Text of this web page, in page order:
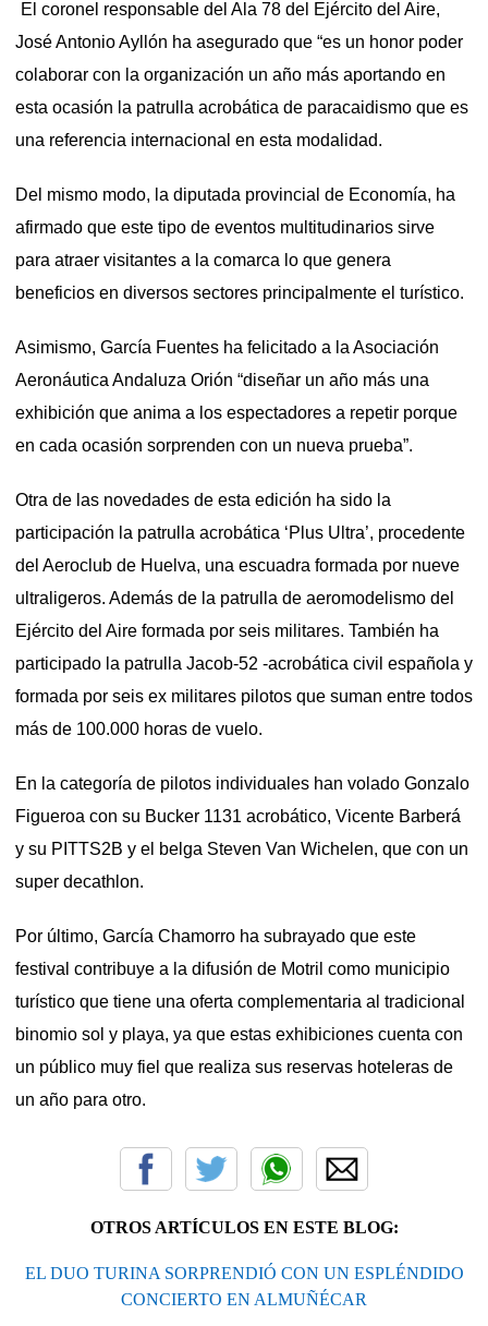
El coronel responsable del Ala 78 del Ejército del Aire,
José Antonio Ayllón ha asegurado que “es un honor poder
colaborar con la organización un año más aportando en
esta ocasión la patrulla acrobática de paracaidismo que es
una referencia internacional en esta modalidad.
Del mismo modo, la diputada provincial de Economía, ha
afirmado que este tipo de eventos multitudinarios sirve
para atraer visitantes a la comarca lo que genera
beneficios en diversos sectores principalmente el turístico.
Asimismo, García Fuentes ha felicitado a la Asociación
Aeronáutica Andaluza Orión “diseñar un año más una
exhibición que anima a los espectadores a repetir porque
en cada ocasión sorprenden con un nueva prueba”.
Otra de las novedades de esta edición ha sido la
participación la patrulla acrobática ‘Plus Ultra’, procedente
del Aeroclub de Huelva, una escuadra formada por nueve
ultraligeros. Además de la patrulla de aeromodelismo del
Ejército del Aire formada por seis militares. También ha
participado la patrulla Jacob-52 -acrobática civil española y
formada por seis ex militares pilotos que suman entre todos
más de 100.000 horas de vuelo.
En la categoría de pilotos individuales han volado Gonzalo
Figueroa con su Bucker 1131 acrobático, Vicente Barberá
y su PITTS2B y el belga Steven Van Wichelen, que con un
super decathlon.
Por último, García Chamorro ha subrayado que este
festival contribuye a la difusión de Motril como municipio
turístico que tiene una oferta complementaria al tradicional
binomio sol y playa, ya que estas exhibiciones cuenta con
un público muy fiel que realiza sus reservas hoteleras de
un año para otro.
OTROS ARTÍCULOS EN ESTE BLOG:
EL DUO TURINA SORPRENDIÓ CON UN ESPLÉNDIDO
CONCIERTO EN ALMUÑÉCAR